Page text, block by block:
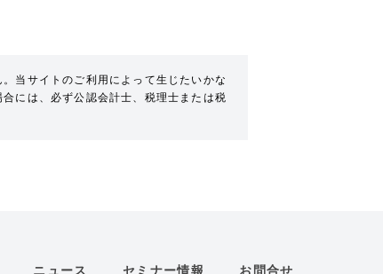
当サイトのご利用によって生じたいかな
には、必ず公認会計士、税理士または税
ニュース セミナー情報 お問合せ